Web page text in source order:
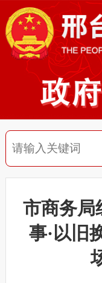
市商务局
事·以旧